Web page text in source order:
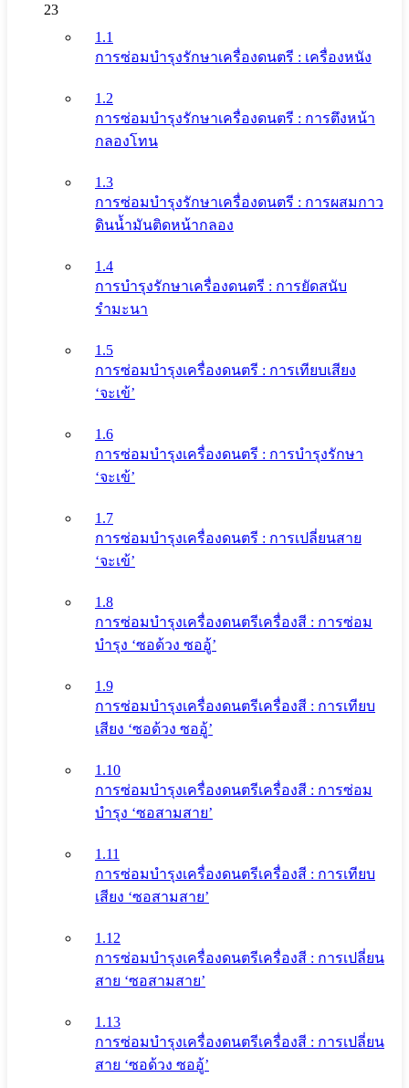
23
1.1
การซ่อมบำรุงรักษาเครื่องดนตรี : เครื่องหนัง
1.2
การซ่อมบำรุงรักษาเครื่องดนตรี : การตึงหน้า
กลองโทน
1.3
การซ่อมบำรุงรักษาเครื่องดนตรี : การผสมกาว
ดินน้ำมันติดหน้ากลอง
1.4
การบำรุงรักษาเครื่องดนตรี : การยัดสนับ
รำมะนา
1.5
การซ่อมบำรุงเครื่องดนตรี : การเทียบเสียง
‘จะเข้’
1.6
การซ่อมบำรุงเครื่องดนตรี : การบำรุงรักษา
‘จะเข้’
1.7
การซ่อมบำรุงเครื่องดนตรี : การเปลี่ยนสาย
‘จะเข้’
1.8
การซ่อมบำรุงเครื่องดนตรีเครื่องสี : การซ่อม
บำรุง ‘ซอด้วง ซออู้’
1.9
การซ่อมบำรุงเครื่องดนตรีเครื่องสี : การเทียบ
เสียง ‘ซอด้วง ซออู้’
1.10
การซ่อมบำรุงเครื่องดนตรีเครื่องสี : การซ่อม
บำรุง ‘ซอสามสาย’
1.11
การซ่อมบำรุงเครื่องดนตรีเครื่องสี : การเทียบ
เสียง ‘ซอสามสาย’
1.12
การซ่อมบำรุงเครื่องดนตรีเครื่องสี : การเปลี่ยน
สาย ‘ซอสามสาย’
1.13
การซ่อมบำรุงเครื่องดนตรีเครื่องสี : การเปลี่ยน
สาย ‘ซอด้วง ซออู้’